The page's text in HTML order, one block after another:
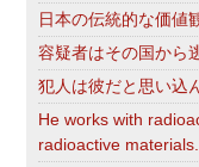
日本の伝統的な価値
容疑者はその国から
犯人は彼だと思い込
He works with
radioactive materials.